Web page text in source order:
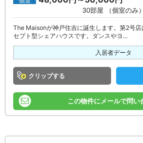
30部屋 （個室のみ）
The Maisonが神戸住吉に誕生します。第2号
セプト型シェアハウスです。ダンスやヨ…
入居者データ
クリップ
この物件にメールで問い